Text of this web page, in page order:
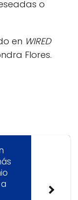
o
en WIRED
Flores.